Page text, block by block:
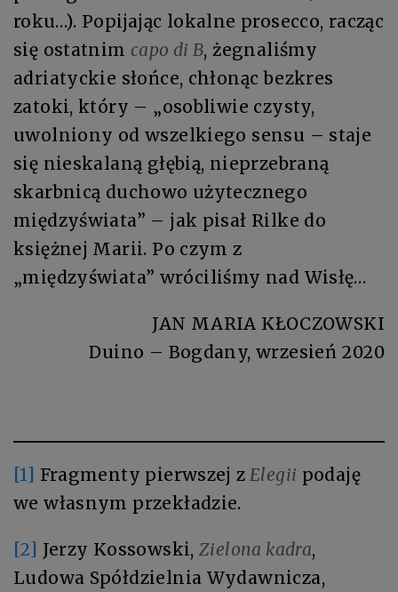
roku…). Popijając lokalne prosecco, racząc
się ostatnim capo di B, żegnaliśmy
adriatyckie słońce, chłonąc bezkres
zatoki, który – „osobliwie czysty,
uwolniony od wszelkiego sensu – staje
się nieskalaną głębią, nieprzebraną
skarbnicą duchowo użytecznego
międzyświata” – jak pisał Rilke do
księżnej Marii. Po czym z
„międzyświata” wróciliśmy nad Wisłę…
JAN MARIA KŁOCZOWSKI
Duino – Bogdany, wrzesień 2020
[1] Fragmenty pierwszej z Elegii podaję
we własnym przekładzie.
[2] Jerzy Kossowski,Zielona kadra,
Ludowa Spółdzielnia Wydawnicza,